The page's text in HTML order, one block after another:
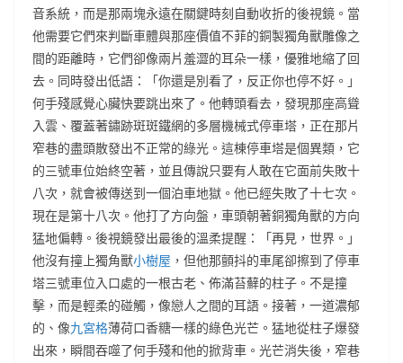
音系統，而是那兩塊永遠在關鍵時刻自動收折的後視鏡。當
他需要它們來判斷車體與那座價值不菲的銅製獨角獸雕像之
間的距離時，它們卻像兩片羞澀的耳朵一樣，優雅地縮了回
去。同時發出低語：「你還是別看了，反正你也停不好。」
何手殘感覺心臟快要跳出來了。他轉頭看去，發現那座高聳
入雲、覆蓋著鏽跡斑斑鐵網的多層機械式停車塔，正在那片
窄巷的盡頭散發出不正常的綠光。這棟停車塔是個異類，它
的三號車位始終空著，並且傳說只要有人敢在它面前失敗十
八次，就會被傳送到一個泊車地獄。他已經失敗了十七次。
現在是第十八次。他打了方向盤，車頭朝著銅獨角獸的方向
猛地偏轉。後視鏡發出最後的溫柔提醒：「再見，世界。」
他沒有撞上獨角獸小樹屋 ，但他那顫抖的車尾卻擦到了停車
塔三號車位入口處的一根古老、佈滿苔蘚的柱子。不是撞
擊，而是輕柔的碰觸，像戀人之間的耳語。接著，一道濃郁
的、像九宮格薄荷口香糖一樣的綠色光芒。猛地從柱子爆發
出來，瞬間吞噬了何手殘和他的掀背車。光芒消失後，窄巷